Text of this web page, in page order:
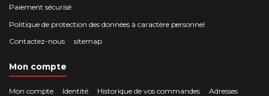
Paiement sécurisé
Politique de protection des données à caractère personnel
Contactez-nous
sitemap
Mon compte
Mon compte Identité Historique de vos commandes Adresses